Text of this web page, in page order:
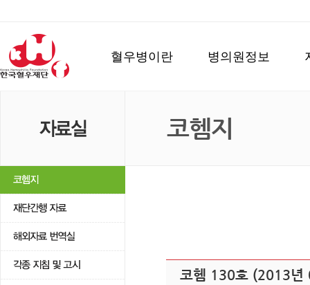
혈우병이란 병의원정보
코헴지
코헴 130호 (2013년